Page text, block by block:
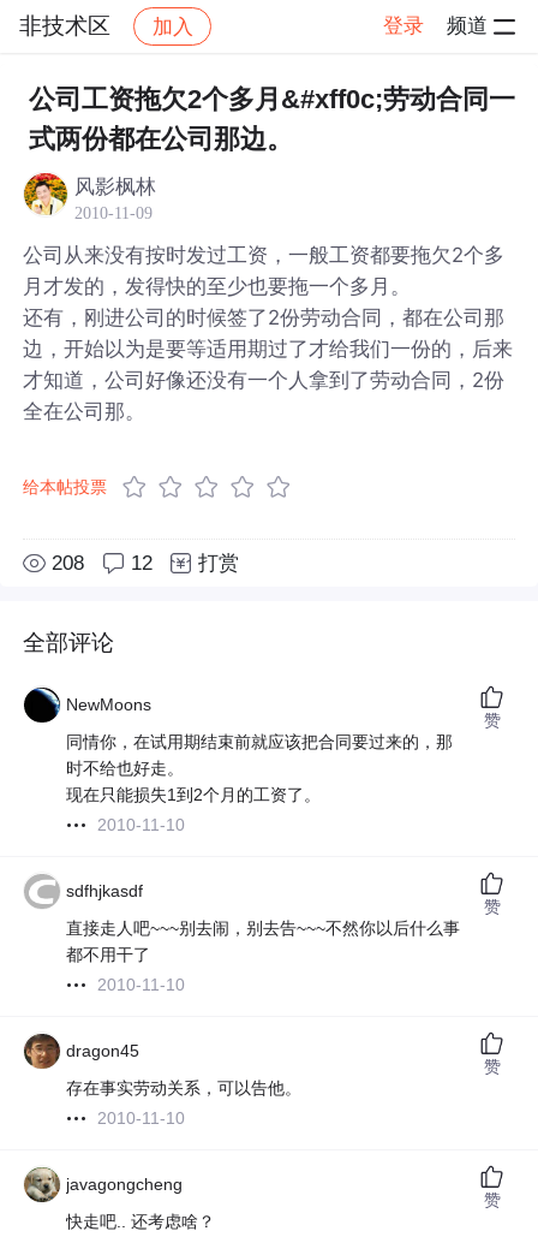
非技术区 加入 登录 频道
社区 非技术区 帖子详情
公司工资拖欠2个多月&#xff0c;劳动合同一
式两份都在公司那边。
风影枫林
2010-11-09
公司从来没有按时发过工资，一般工资都要拖欠2个多
月才发的，发得快的至少也要拖一个多月。
还有，刚进公司的时候签了2份劳动合同，都在公司那
边，开始以为是要等适用期过了才给我们一份的，后来
才知道，公司好像还没有一个人拿到了劳动合同，2份
全在公司那。
给本帖投票
208 12 打赏
全部评论
NewMoons
同情你，在试用期结束前就应该把合同要过来的，那
时不给也好走。
现在只能损失1到2个月的工资了。
2010-11-10
赞
sdfhjkasdf
直接走人吧~~~别去闹，别去告~~~不然你以后什么事
都不用干了
2010-11-10
赞
dragon45
存在事实劳动关系，可以告他。
2010-11-10
赞
javagongcheng
快走吧.. 还考虑啥？
赞